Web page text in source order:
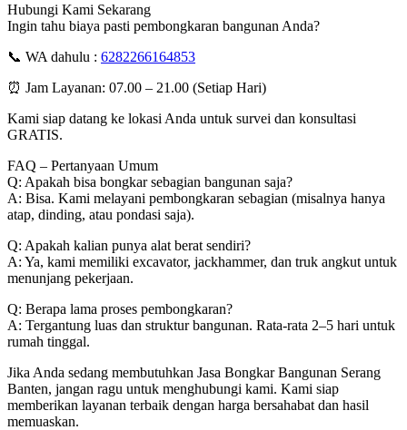
Hubungi Kami Sekarang
Ingin tahu biaya pasti pembongkaran bangunan Anda?
📞 WA dahulu : 6282266164853
⏰ Jam Layanan: 07.00 – 21.00 (Setiap Hari)
Kami siap datang ke lokasi Anda untuk survei dan konsultasi
GRATIS.
FAQ – Pertanyaan Umum
Q: Apakah bisa bongkar sebagian bangunan saja?
A: Bisa. Kami melayani pembongkaran sebagian (misalnya hanya
atap, dinding, atau pondasi saja).
Q: Apakah kalian punya alat berat sendiri?
A: Ya, kami memiliki excavator, jackhammer, dan truk angkut untuk
menunjang pekerjaan.
Q: Berapa lama proses pembongkaran?
A: Tergantung luas dan struktur bangunan. Rata-rata 2–5 hari untuk
rumah tinggal.
Jika Anda sedang membutuhkan Jasa Bongkar Bangunan Serang
Banten, jangan ragu untuk menghubungi kami. Kami siap
memberikan layanan terbaik dengan harga bersahabat dan hasil
memuaskan.